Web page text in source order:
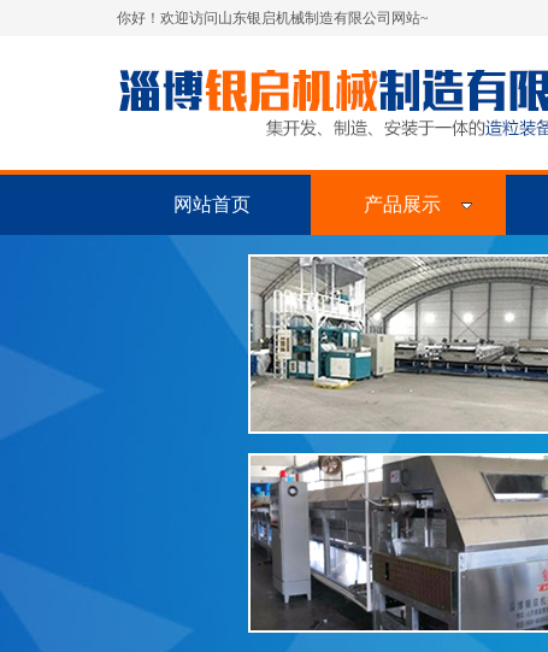
你好！欢迎访问山东银启机械制造有限公司网站~
网站首页 产品展示